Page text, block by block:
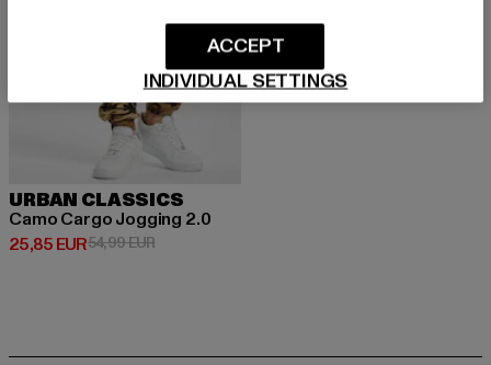
URBAN CLASSICS
Camo Cargo Jogging 2.0
25,85 EUR
Derzeitiger Preis: 25,85 EUR
54,99 EURAktionspreis: 54,99 EUR
INDIVIDUAL SETTINGS
ACCEPT